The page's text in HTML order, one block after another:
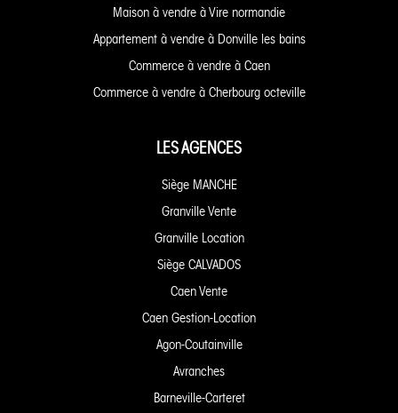
Maison à vendre à Vire normandie
Appartement à vendre à Donville les bains
Commerce à vendre à Caen
Commerce à vendre à Cherbourg octeville
LES AGENCES
Siège MANCHE
Granville Vente
Granville Location
Siège CALVADOS
Caen Vente
Caen Gestion-Location
Agon-Coutainville
Avranches
Barneville-Carteret